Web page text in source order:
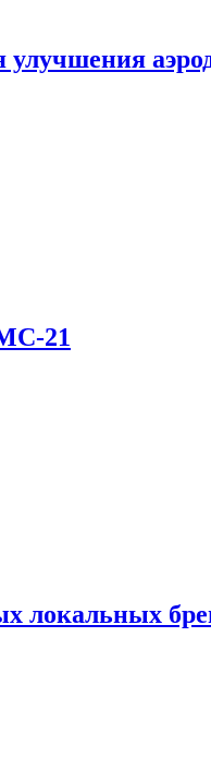
21
локальных